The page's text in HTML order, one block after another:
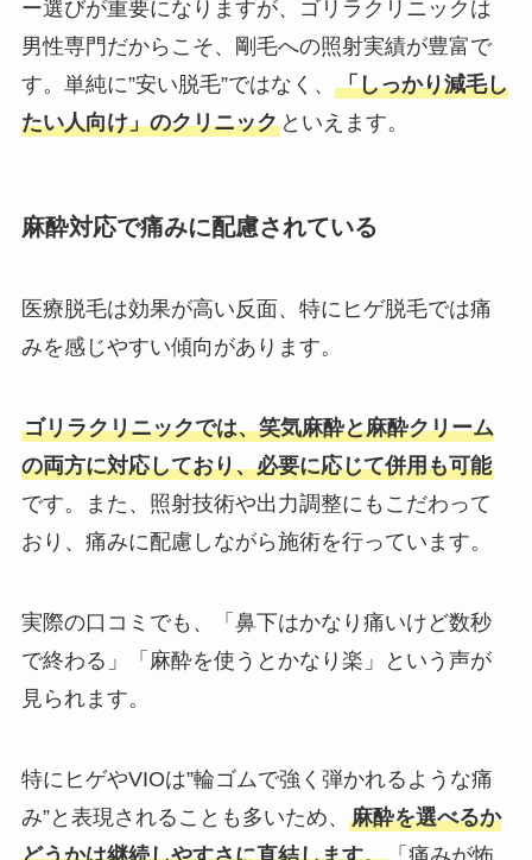
ー選びが重要になりますが、ゴリラクリニックは
男性専門だからこそ、剛毛への照射実績が豊富で
す。単純に”安い脱毛”ではなく、 「しっかり減毛し
たい人向け」のクリニックといえます。
麻酔対応で痛みに配慮されている
医療脱毛は効果が高い反面、特にヒゲ脱毛では痛
みを感じやすい傾向があります。
ゴリラクリニックでは、笑気麻酔と麻酔クリーム
の両方に対応しており、必要に応じて併用も可能
です。また、照射技術や出力調整にもこだわって
おり、痛みに配慮しながら施術を行っています。
実際の口コミでも、「鼻下はかなり痛いけど数秒
で終わる」「麻酔を使うとかなり楽」という声が
見られます。
特にヒゲやVIOは”輪ゴムで強く弾かれるような痛
み”と表現されることも多いため、 麻酔を選べるか
どうかは継続しやすさに直結します。「痛みが怖